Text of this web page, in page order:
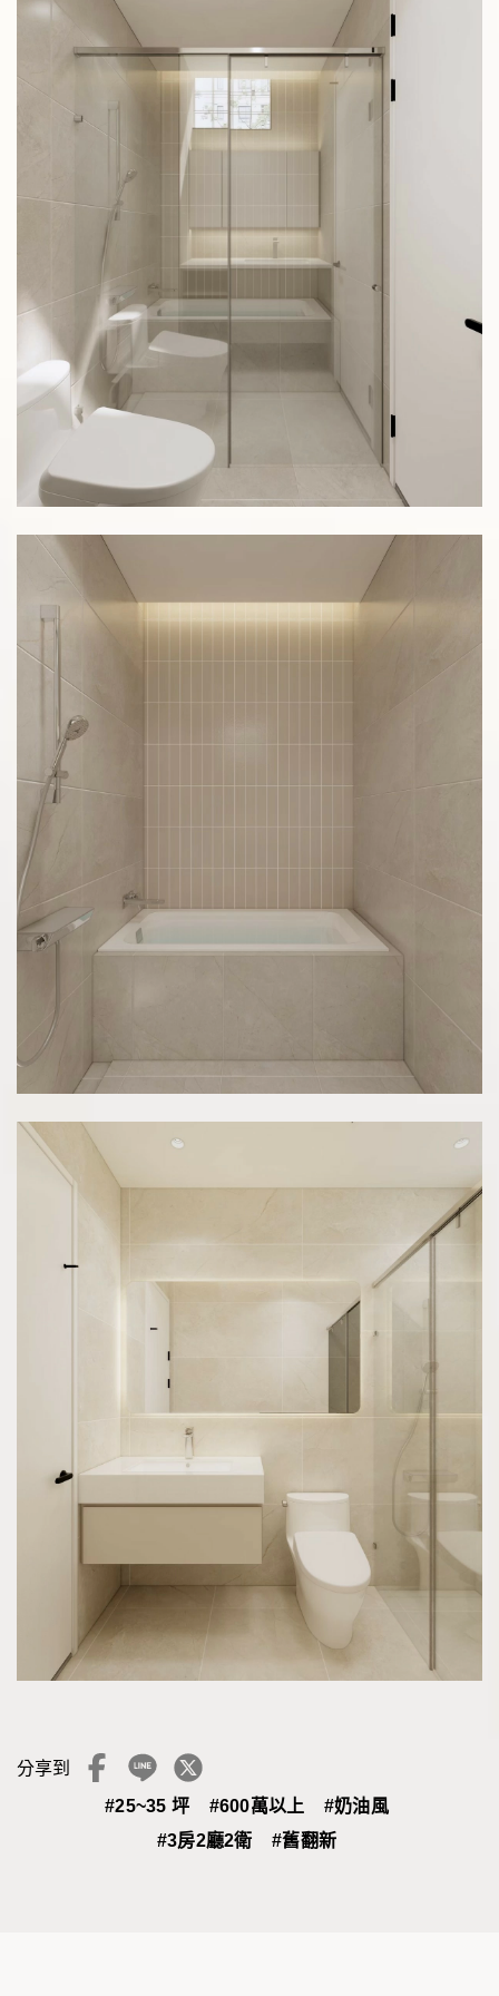
分享到
#25~35 坪 #600萬以上
#奶油風
#3房2廳2衛
#舊翻新